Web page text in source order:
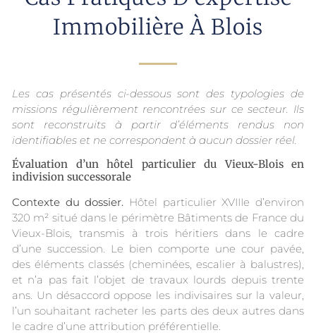
Immobilière À Blois
Les cas présentés ci-dessous sont des typologies de
missions régulièrement rencontrées sur ce secteur. Ils
sont reconstruits à partir d’éléments rendus non
identifiables et ne correspondent à aucun dossier réel.
Évaluation d’un hôtel particulier du Vieux-Blois en
indivision successorale
Contexte du dossier. Hôtel particulier XVIIIe d’environ
320 m² situé dans le périmètre Bâtiments de France du
Vieux-Blois, transmis à trois héritiers dans le cadre
d’une succession. Le bien comporte une cour pavée,
des éléments classés (cheminées, escalier à balustres),
et n’a pas fait l’objet de travaux lourds depuis trente
ans. Un désaccord oppose les indivisaires sur la valeur,
l’un souhaitant racheter les parts des deux autres dans
le cadre d’une attribution préférentielle.